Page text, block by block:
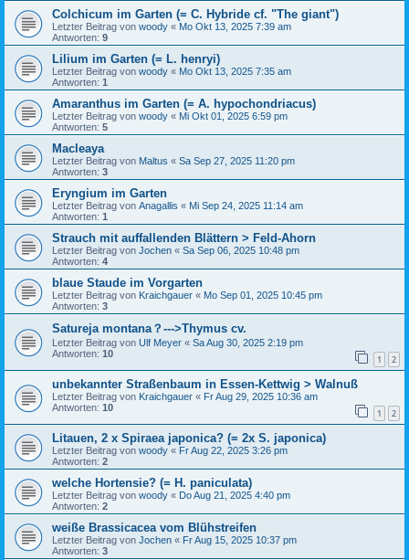
Colchicum im Garten (= C. Hybride cf. "The giant")
Letzter Beitrag von woody « Mo Okt 13, 2025 7:39 am
Antworten: 9
Lilium im Garten (= L. henryi)
Letzter Beitrag von woody « Mo Okt 13, 2025 7:35 am
Antworten: 1
Amaranthus im Garten (= A. hypochondriacus)
Letzter Beitrag von woody « Mi Okt 01, 2025 6:59 pm
Antworten: 5
Macleaya
Letzter Beitrag von Maltus « Sa Sep 27, 2025 11:20 pm
Antworten: 3
Eryngium im Garten
Letzter Beitrag von Anagallis « Mi Sep 24, 2025 11:14 am
Antworten: 1
Strauch mit auffallenden Blättern > Feld-Ahorn
Letzter Beitrag von Jochen « Sa Sep 06, 2025 10:48 pm
Antworten: 4
blaue Staude im Vorgarten
Letzter Beitrag von Kraichgauer « Mo Sep 01, 2025 10:45 pm
Antworten: 3
Satureja montana？--->Thymus cv.
Letzter Beitrag von Ulf Meyer « Sa Aug 30, 2025 2:19 pm
Antworten: 10 1 2
unbekannter Straßenbaum in Essen-Kettwig > Walnuß
Letzter Beitrag von Kraichgauer « Fr Aug 29, 2025 10:36 am
Antworten: 10 1 2
Litauen, 2 x Spiraea japonica? (= 2x S. japonica)
Letzter Beitrag von woody « Fr Aug 22, 2025 3:26 pm
Antworten: 2
welche Hortensie? (= H. paniculata)
Letzter Beitrag von woody « Do Aug 21, 2025 4:40 pm
Antworten: 2
weiße Brassicacea vom Blühstreifen
Letzter Beitrag von Jochen « Fr Aug 15, 2025 10:37 pm
Antworten: 3